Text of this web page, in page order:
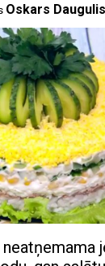
Oskars Daugulis